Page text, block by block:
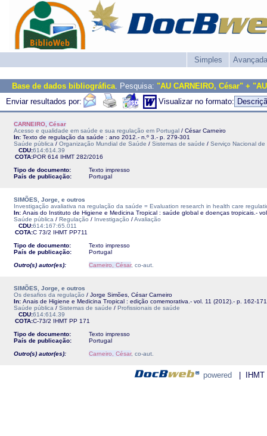
Simples Avançada
Base de dados bibliográfica. Pesquisa: "AU CARNEIRO, César" +
Enviar resultados por:
Visualizar no formato:
CARNEIRO, César
Acesso e qualidade em saúde e sua regulação em Portugal / César Carneiro
In: Texto de regulação da saúde : ano 2012.- n.º 3.- p. 279-301
Saúde pública / Organização Mundial de Saúde / Sistemas de saúde / Serviço Nacional de
CDU:614:614.39
COTA:POR 614 IHMT 282/2016
Tipo de documento:
Texto impresso
País de publicação:
Portugal
SIMÕES, Jorge, e outros
Investigação avaliativa na regulação da saúde = Evaluation research in health care
In: Anais do Instituto de Higiene e Medicina Tropical : saúde global e doenças tropicais.-
Saúde pública / Regulação / Investigação /Avaliação
CDU:614:167:65.011
COTA:C 73/2 IHMT PP711
Tipo de documento:
Texto impresso
País de publicação:
Portugal
Outro(s) autor(es):
Carneiro, César, co-aut.
SIMÕES, Jorge, e outros
Os desafios da regulação / Jorge Simões, César Carneiro
In: Anais de Higiene e Medicina Tropical : edição comemorativa.- vol. 11 (2012).- p. 162-171
Saúde pública / Sistemas de saúde / Profissionais de saúde
CDU:614:614.39
COTA:C-73/2 IHMT PP 171
Tipo de documento:
Texto impresso
País de publicação:
Portugal
Outro(s) autor(es):
Carneiro, César, co-aut.
powered | IHMT -